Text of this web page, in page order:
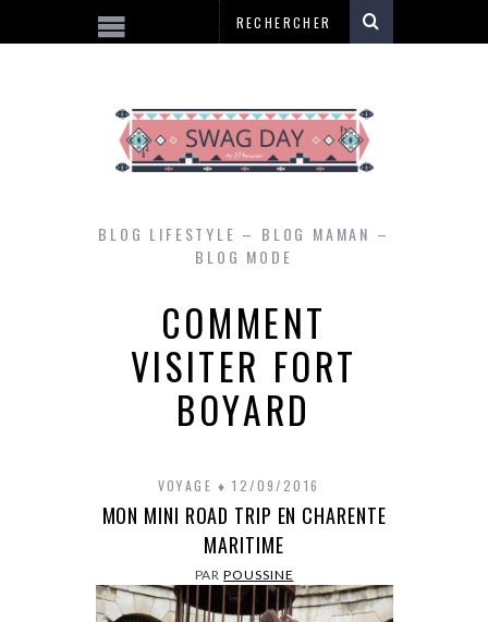
BLOG LIFESTYLE – BLOG MAMAN –
BLOG MODE
COMMENT
VISITER FORT
BOYARD
VOYAGE 12/09/2016
MON MINI ROAD TRIP EN CHARENTE
MARITIME
PARPOUSSINE